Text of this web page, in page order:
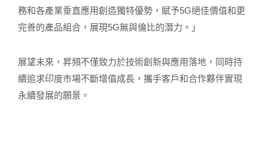
務和各產業垂直應用創造獨特優勢，賦予5G絕佳價值和更
完善的產品組合，展現5G無與倫比的潛力。」
展望未來，昇頻不僅致力於技術創新與應用落地，同時持
續追求印度市場不斷增值成長，攜手客戶和合作夥伴實現
永續發展的願景。